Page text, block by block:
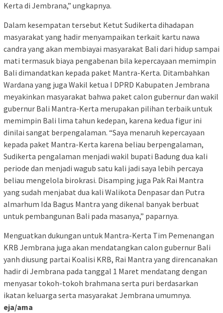
Kerta di Jembrana,” ungkapnya.
Dalam kesempatan tersebut Ketut Sudikerta dihadapan
masyarakat yang hadir menyampaikan terkait kartu nawa
candra yang akan membiayai masyarakat Bali dari hidup sampai
mati termasuk biaya pengabenan bila kepercayaan memimpin
Bali dimandatkan kepada paket Mantra-Kerta. Ditambahkan
Wardana yang juga Wakil ketua I DPRD Kabupaten Jembrana
meyakinkan masyarakat bahwa paket calon gubernur dan wakil
gubernur Bali Mantra-Kerta merupakan pilihan terbaik untuk
memimpin Bali lima tahun kedepan, karena kedua figur ini
dinilai sangat berpengalaman. “Saya menaruh kepercayaan
kepada paket Mantra-Kerta karena beliau berpengalaman,
Sudikerta pengalaman menjadi wakil bupati Badung dua kali
periode dan menjadi wagub satu kali jadi saya lebih percaya
beliau mengelola birokrasi. Disamping juga Pak Rai Mantra
yang sudah menjabat dua kali Walikota Denpasar dan Putra
almarhum Ida Bagus Mantra yang dikenal banyak berbuat
untuk pembangunan Bali pada masanya,” paparnya.
Menguatkan dukungan untuk Mantra-Kerta Tim Pemenangan
KRB Jembrana juga akan mendatangkan calon gubernur Bali
yanh diusung partai Koalisi KRB, Rai Mantra yang direncanakan
hadir di Jembrana pada tanggal 1 Maret mendatang dengan
menyasar tokoh-tokoh brahmana serta puri berdasarkan
ikatan keluarga serta masyarakat Jembrana umumnya.
eja/ama